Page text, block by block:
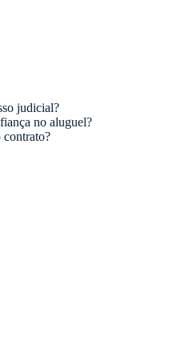
judicial?
no aluguel?
contrato?